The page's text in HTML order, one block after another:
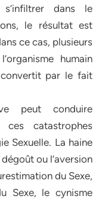
dans le
le résultat est
ce cas, plusieurs
humain
convertit par le fait
peut conduire
catastrophes
Sexuelle. La haine
ou l’aversion
du Sexe,
Sexe, le cynisme